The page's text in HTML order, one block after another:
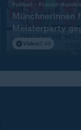
Fußball - Frauen-
Münchnerinnen
Meisterparty
Frankfurt
Video5:45